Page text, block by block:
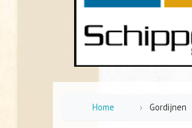
Home Gordijnen